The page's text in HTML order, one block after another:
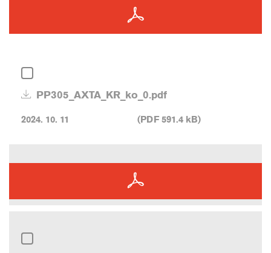
PP305_AXTA_KR_ko_0.pdf
2024. 10. 11 (PDF 591.4 kB)